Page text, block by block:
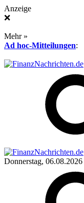
Anzeige
❌
Mehr »
Ad hoc-Mitteilungen:
Donnerstag, 06.08.2026